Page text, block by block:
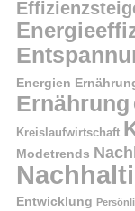
Energien
Ernährung
Kreislaufwirtschaft
Modetrends
Entwicklung